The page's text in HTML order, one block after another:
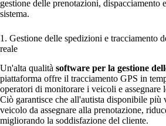
gestione delle prenotazioni, dispacciamento
sistema.
1. Gestione delle spedizioni e tracciamento
reale
Un'alta qualità software per la gestione
piattaforma offre il tracciamento GPS in
operatori di monitorare i veicoli e assegnare
Ciò garantisce che all'autista disponibile più
veicolo da assegnare alla prenotazione,
migliorando la soddisfazione del cliente.